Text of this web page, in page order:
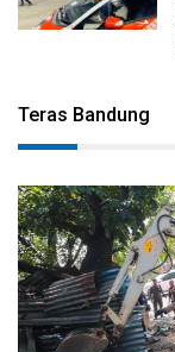
Teras Bandung